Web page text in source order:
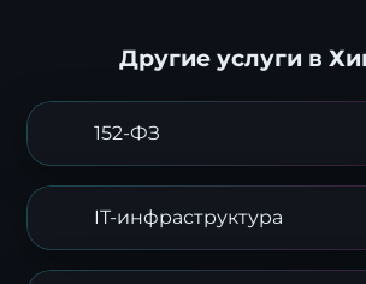
Другие услуги в
152-ФЗ
IT-инфраструктура